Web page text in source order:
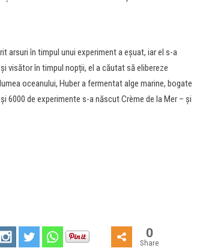
arsuri în timpul unui experiment a eșuat, iar el s-a
visător în timpul nopții, el a căutat să elibereze
oceanului, Huber a fermentat alge marine, bogate
6000 de experimente s-a născut Crème de la Mer – și
0
Share